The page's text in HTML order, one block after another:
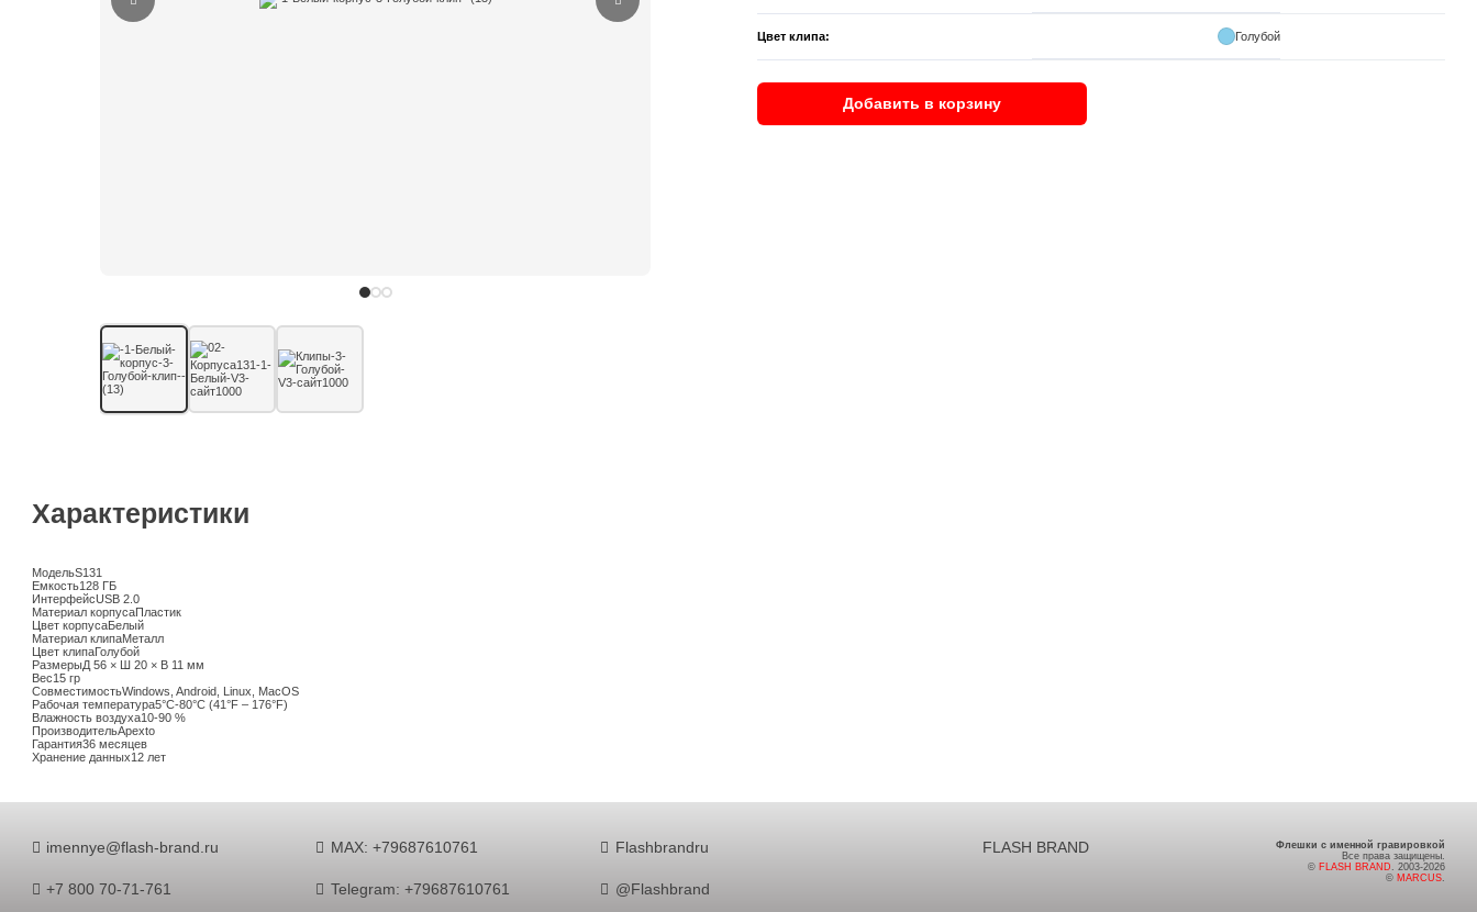
Цвет клипа: Голубой
Добавить в корзину
Характеристики
МодельS131
Емкость128 ГБ
ИнтерфейсUSB 2.0
Материал корпусаПластик
Цвет корпусаБелый
Материал клипаМеталл
Цвет клипаГолубой
РазмерыД 56 × Ш 20 × В 11 мм
Вес15 гр
СовместимостьWindows, Android, Linux, MacOS
Рабочая температура5°C-80°C (41°F – 176°F)
Влажность воздуха10-90 %
ПроизводительApexto
Гарантия36 месяцев
Хранение данных12 лет
imennye@flash-brand.ru
+7 800 70-71-761
MAX: +79687610761
Telegram: +79687610761
Flashbrandru
@Flashbrand
FLASH BRAND
Флешки с именной гравировкой
Все права защищены.
© FLASH BRAND
. 2003-2026
© MARCUS